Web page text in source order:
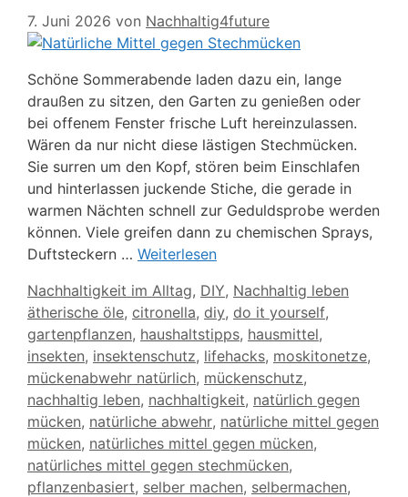
7. Juni 2026 von Nachhaltig4future
Schöne Sommerabende laden dazu ein, lange
draußen zu sitzen, den Garten zu genießen oder
bei offenem Fenster frische Luft hereinzulassen.
Wären da nur nicht diese lästigen Stechmücken.
Sie surren um den Kopf, stören beim Einschlafen
und hinterlassen juckende Stiche, die gerade in
warmen Nächten schnell zur Geduldsprobe werden
können. Viele greifen dann zu chemischen Sprays,
Duftsteckern … Weiterlesen
Kategorien
Nachhaltigkeit im Alltag, DIY, Nachhaltig leben
Schlagwörter
ätherische öle, citronella, diy, do it yourself,
gartenpflanzen, haushaltstipps, hausmittel,
insekten, insektenschutz, lifehacks, moskitonetze,
mückenabwehr natürlich, mückenschutz,
nachhaltig leben, nachhaltigkeit, natürlich gegen
mücken, natürliche abwehr, natürliche mittel gegen
mücken, natürliches mittel gegen mücken,
natürliches mittel gegen stechmücken,
pflanzenbasiert, selber machen, selbermachen,